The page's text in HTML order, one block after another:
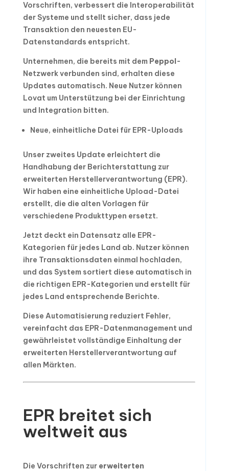
Vorschriften, verbessert die Interoperabilität
der Systeme und stellt sicher, dass jede
Transaktion den neuesten EU-
Datenstandards entspricht.
Unternehmen, die bereits mit dem Peppol-
Netzwerk verbunden sind, erhalten diese
Updates automatisch. Neue Nutzer können
Lovat um Unterstützung bei der Einrichtung
und Integration bitten.
Neue, einheitliche Datei für EPR-Uploads
Unser zweites Update erleichtert die
Handhabung der Berichterstattung zur
erweiterten Herstellerverantwortung (EPR).
Wir haben eine einheitliche Upload-Datei
erstellt, die die alten Vorlagen für
verschiedene Produkttypen ersetzt.
Jetzt deckt ein Datensatz alle EPR-
Kategorien für jedes Land ab. Nutzer können
ihre Transaktionsdaten einmal hochladen,
und das System sortiert diese automatisch in
die richtigen EPR-Kategorien und erstellt für
jedes Land entsprechende Berichte.
Diese Automatisierung reduziert Fehler,
vereinfacht das EPR-Datenmanagement und
gewährleistet vollständige Einhaltung der
erweiterten Herstellerverantwortung auf
allen Märkten.
EPR breitet sich
weltweit aus
Die Vorschriften zur erweiterten